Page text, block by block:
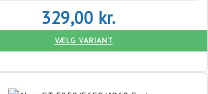
329,00 kr.
VÆLG VARIANT